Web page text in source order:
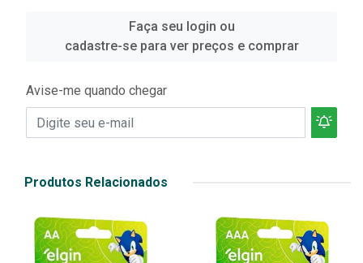
Faça seu login ou
cadastre-se para ver preços e comprar
Avise-me quando chegar
Produtos Relacionados